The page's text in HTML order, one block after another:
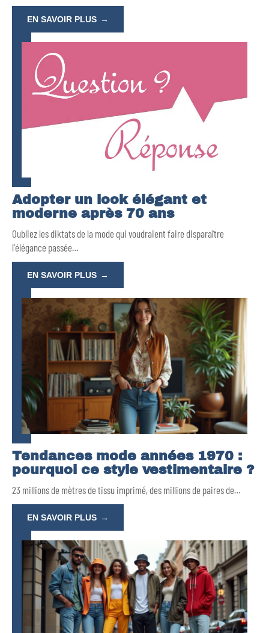
EN SAVOIR PLUS
Adopter un look élégant et
moderne après 70 ans
Oubliez les diktats de la mode qui voudraient faire disparaître
l'élégance passée…
EN SAVOIR PLUS
Tendances mode années 1970 :
pourquoi ce style vestimentaire ?
23 millions de mètres de tissu imprimé, des millions de paires de…
EN SAVOIR PLUS